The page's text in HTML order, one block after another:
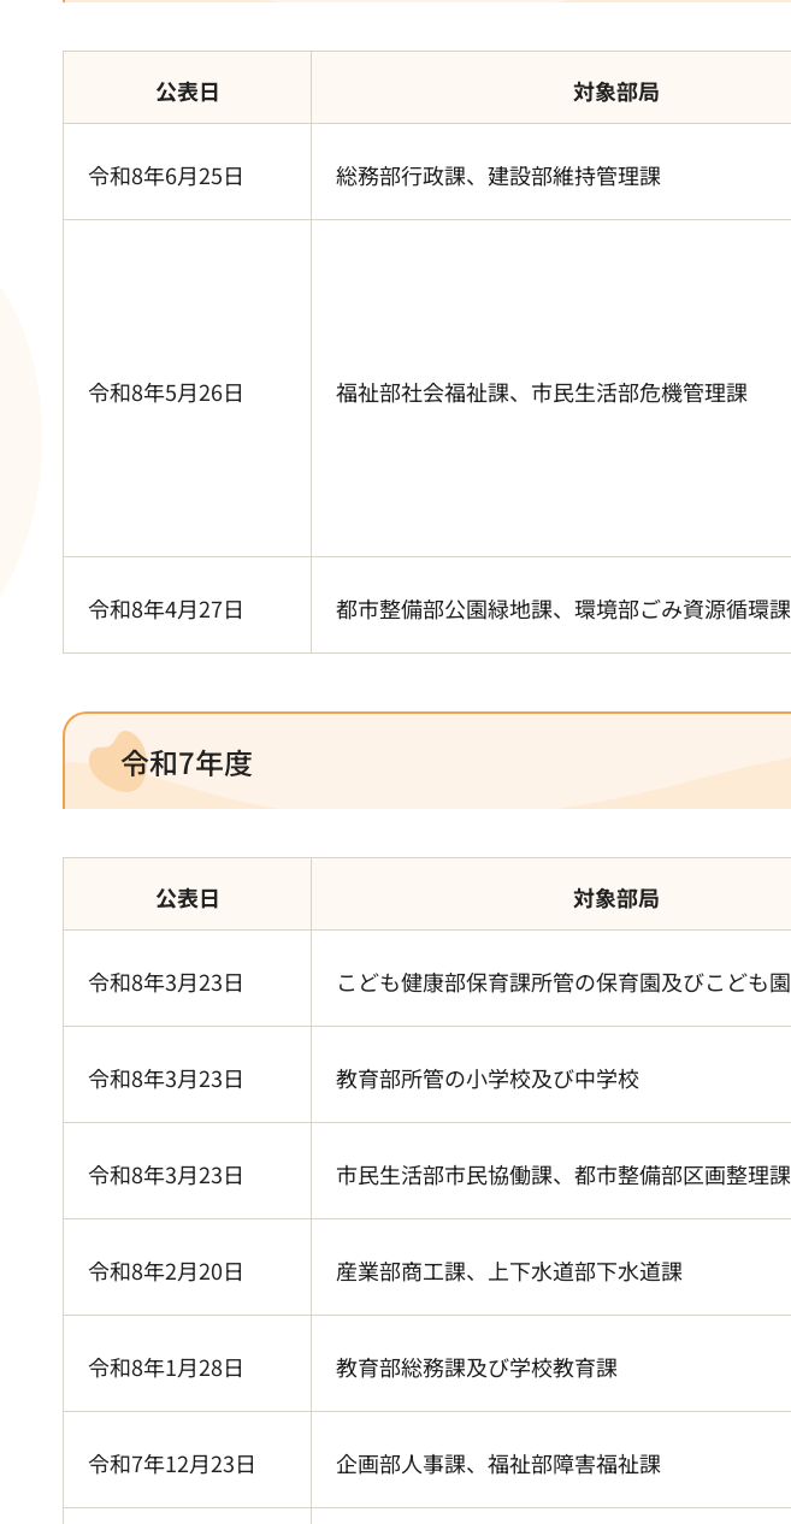
公表日 対象部局
令和8年6月25日 総務部行政課、建設部維持管理課
令和8年5月26日 福祉部社会福祉課、市民生活部危機管理課
令和8年4月27日 都市整備部公園緑地課、環境部ごみ資源循環課
令和7年度
公表日 対象部局
令和8年3月23日 こども健康部保育課所管の保育園及びこども園
令和8年3月23日 教育部所管の小学校及び中学校
令和8年3月23日 市民生活部市民協働課、都市整備部区画整理課
令和8年2月20日 産業部商工課、上下水道部下水道課
令和8年1月28日 教育部総務課及び学校教育課
令和7年12月23日 企画部人事課、福祉部障害福祉課